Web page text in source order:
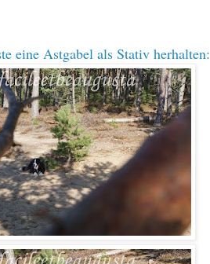
eine Astgabel als Stativ herhalten: